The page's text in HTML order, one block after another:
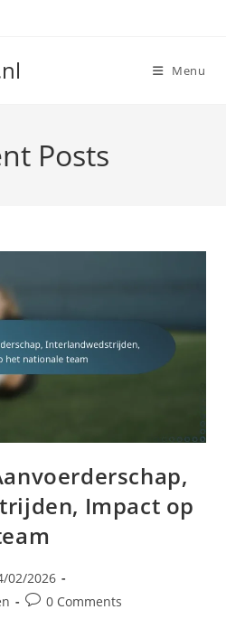
Menu
Posts
Impact op
02/2026
Post0 Comments